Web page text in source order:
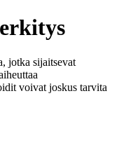
jotka sijaitsevat
voivat joskus tarvita